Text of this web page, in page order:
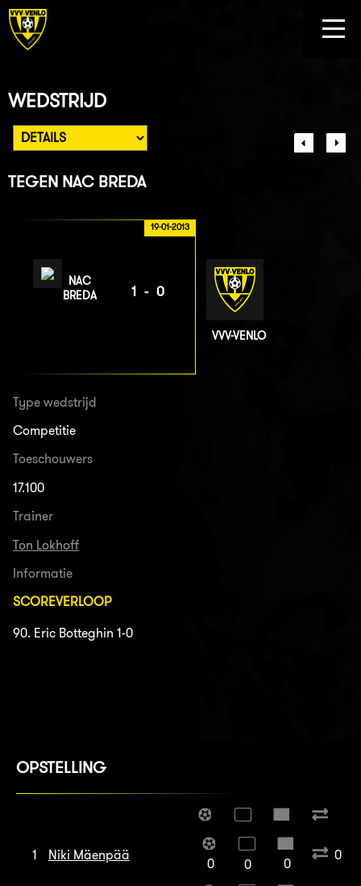
WEDSTRIJD
TEGEN NAC BREDA
19-01-2013
NAC
BREDA
1-0
VVV-VENLO
Type wedstrijd
Competitie
Toeschouwers
17.100
Trainer
Ton Lokhoff
Informatie
SCOREVERLOOP
90. Eric Botteghin 1-0
OPSTELLING
1 Niki Mäenpää
0 0 0
0